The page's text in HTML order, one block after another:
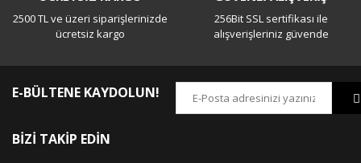
2500 TL ve üzeri siparişlerinizde
ücretsiz kargo
256Bit SSL sertifikası ile
alışverişleriniz güvende
E-BÜLTENE KAYDOLUN!
BİZİ TAKİP EDİN